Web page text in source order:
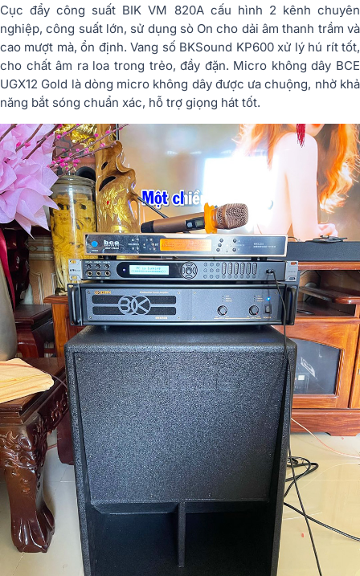
Cục đẩy công suất BIK VM 820A cấu hình 2 kênh chuyên
nghiệp, công suất lớn, sử dụng sò On cho dải âm thanh trầm và
cao mượt mà, ổn định. Vang số BKSound KP600 xử lý hú rít tốt,
cho chất âm ra loa trong trẻo, đầy đặn. Micro không dây BCE
UGX12 Gold là dòng micro không dây được ưa chuộng, nhờ khả
năng bắt sóng chuẩn xác, hỗ trợ giọng hát tốt.